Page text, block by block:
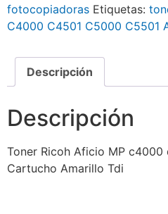
fotocopiadoras Etiquetas:
C4000 C4501 C5000 C5501
Descripción
Descripción
Toner Ricoh Aficio MP
Cartucho Amarillo Tdi